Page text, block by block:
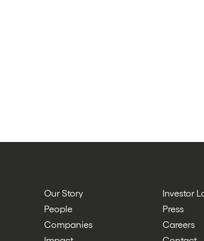
Our Story
People
Companies
Investor
Press
Careers